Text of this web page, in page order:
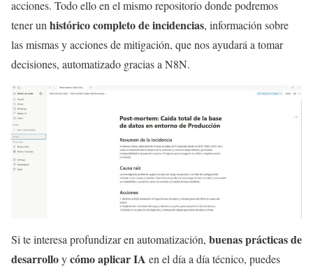
acciones. Todo ello en el mismo repositorio donde podremos
tener un histórico completo de incidencias, información sobre
las mismas y acciones de mitigación, que nos ayudará a tomar
decisiones, automatizado gracias a N8N.
Si te interesa profundizar en automatización, buenas prácticas de
desarrolloycómo aplicar IA en el día a día técnico, puedes